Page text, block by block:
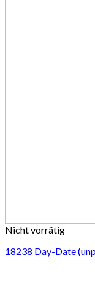
Nicht vorrätig
18238 Day-Date